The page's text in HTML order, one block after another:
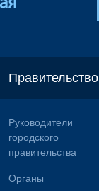
Правительство
Руководители
городского
правительства
Органы